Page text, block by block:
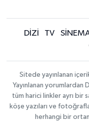
DİZİ TV
Sitede yayınlanan
Yayınlanan
tüm harici linkler ayrı bir
köşe yazıları ve
herhangi bir